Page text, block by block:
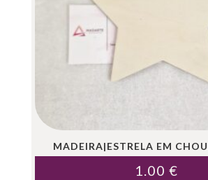
MADEIRA|ESTRELA EM
1.00 €